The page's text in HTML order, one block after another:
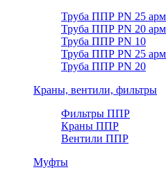
Труба ППР PN 25
Труба ППР PN 20
Труба ППР PN 10
Труба ППР PN 25
Труба ППР PN 20
Краны, вентили, фильтры
Фильтры ППР
Краны ППР
Вентили ППР
Муфты